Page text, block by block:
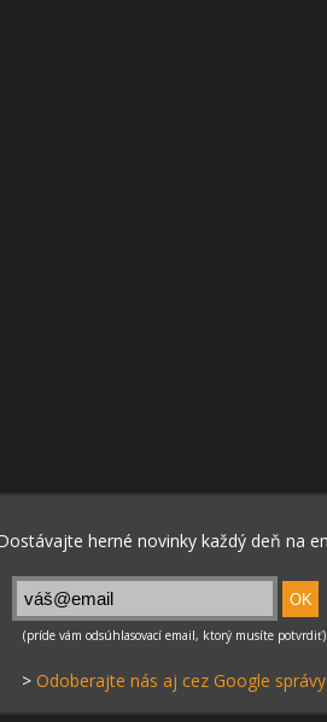
> Odoberajte nás aj cez Google správy